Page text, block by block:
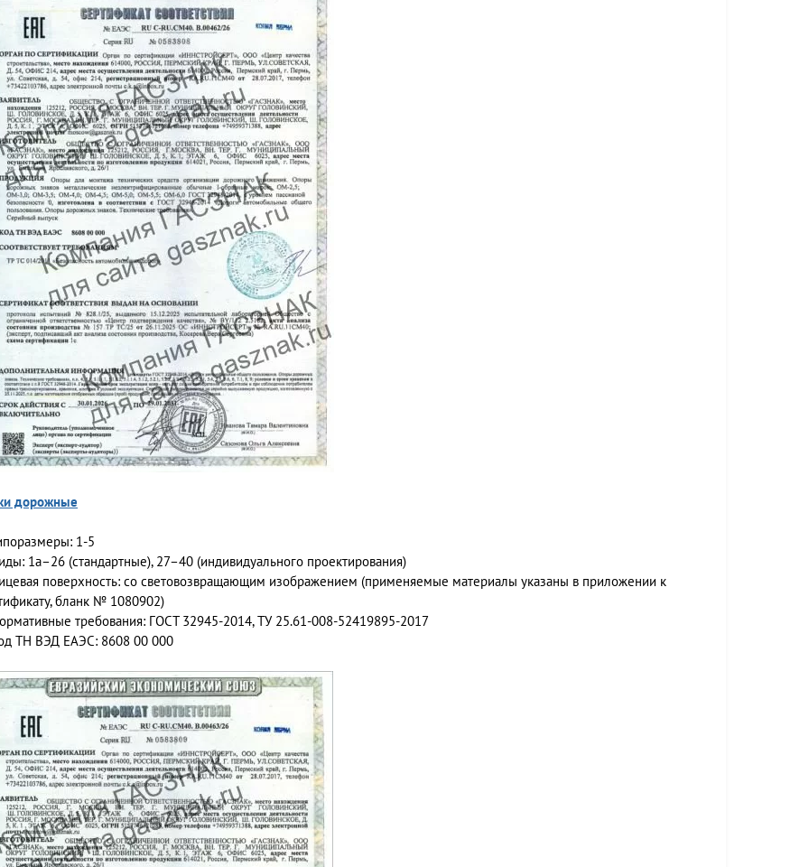
дорожные
1-5
1а–26 (стандартные), 27–40 (индивидуального проектирования)
поверхность: со световозвращающим изображением (применяемые материалы указаны в приложении к
бланк № 1080902)
требования: ГОСТ 32945-2014, ТУ 25.61-008-52419895-2017
ТН ВЭД ЕАЭС: 8608 00 000